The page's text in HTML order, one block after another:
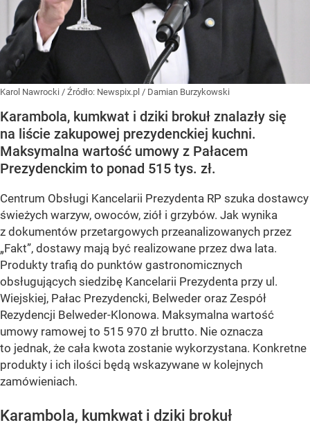
Karol Nawrocki / Źródło: Newspix.pl / Damian Burzykowski
Karambola, kumkwat i dziki brokuł znalazły się
na liście zakupowej prezydenckiej kuchni.
Maksymalna wartość umowy z Pałacem
Prezydenckim to ponad 515 tys. zł.
Centrum Obsługi Kancelarii Prezydenta RP szuka dostawcy
świeżych warzyw, owoców, ziół i grzybów. Jak wynika
z dokumentów przetargowych przeanalizowanych przez
„Fakt”, dostawy mają być realizowane przez dwa lata.
Produkty trafią do punktów gastronomicznych
obsługujących siedzibę Kancelarii Prezydenta przy ul.
Wiejskiej, Pałac Prezydencki, Belweder oraz Zespół
Rezydencji Belweder-Klonowa. Maksymalna wartość
umowy ramowej to 515 970 zł brutto. Nie oznacza
to jednak, że cała kwota zostanie wykorzystana. Konkretne
produkty i ich ilości będą wskazywane w kolejnych
zamówieniach.
Karambola, kumkwat i dziki brokuł